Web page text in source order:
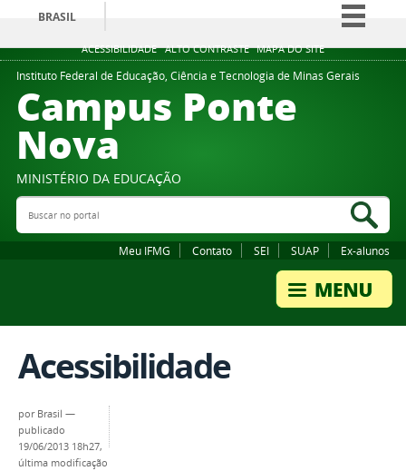
ACESSIBILIDADE ALTO CONTRASTE MAPA DO SITE
BRASIL
Simplifique!
Comunica BR
Participe
Instituto Federal de Educação, Ciência e Tecnologia de Minas Gerais
Campus Ponte
Nova
MINISTÉRIO DA EDUCAÇÃO
Buscar no portal
Meu IFMG Contato SEI SUAP Ex-alunos
Acessibilidade
por Brasil —
publicado
19/06/2013 18h27,
última modificação